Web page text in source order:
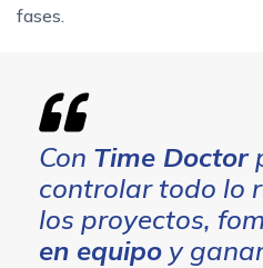
fases.
Con Time Doctor
controlar todo lo
los proyectos,
en equipo y